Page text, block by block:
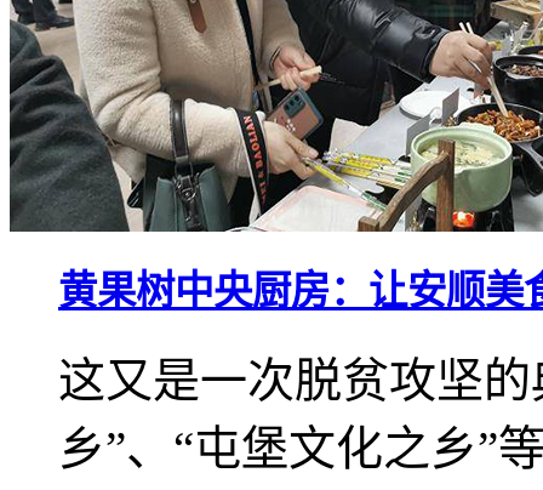
黄果树中央厨房：让安顺美
这又是一次脱贫攻坚
乡”、“屯堡文化之乡”